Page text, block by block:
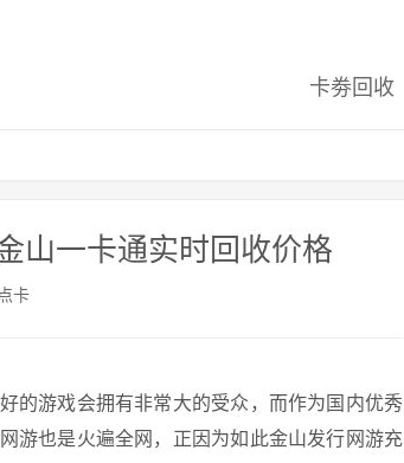
卡劵回收
山一卡通实时回收价格
卡
的游戏会拥有非常大的受众，而作为国内优秀
游也是火遍全网，正因为如此金山发行网游充